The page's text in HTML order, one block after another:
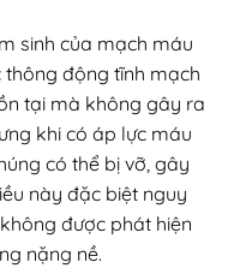
sinh của mạch máu
động tĩnh mạch
tại mà không gây ra
khi có áp lực máu
có thể bị vỡ, gây
này đặc biệt nguy
được phát hiện
nặng nề.